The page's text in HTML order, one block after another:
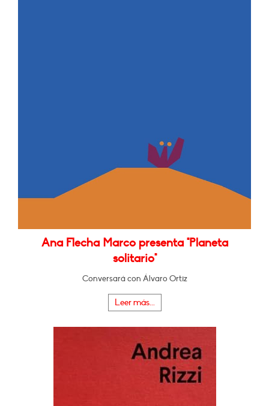
Ana Flecha Marco presenta "Planeta
solitario"
Conversará con Álvaro Ortiz
Leer más...